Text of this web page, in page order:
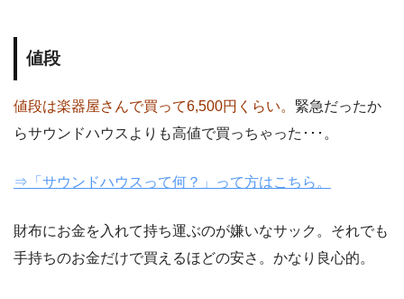
値段
値段は楽器屋さんで買って6,500円くらい。 緊急だったか
らサウンドハウスよりも高値で買っちゃった･･･。
⇒「サウンドハウスって何？」って方はこちら。
財布にお金を入れて持ち運ぶのが嫌いなサック。それでも
手持ちのお金だけで買えるほどの安さ。かなり良心的。